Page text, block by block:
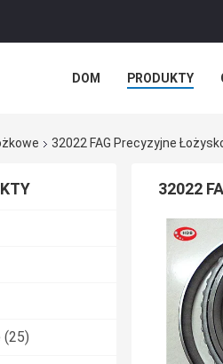
DOM PRODUKTY
32022 FAG Precyzyjne
(25)
32022